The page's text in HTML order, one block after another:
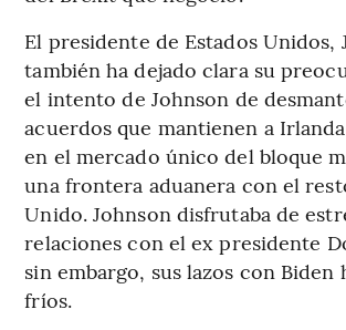
El presidente de Estados Unidos,
también ha dejado clara su
el intento de Johnson de
acuerdos que mantienen a
en el mercado único del bloque
una frontera aduanera con el
Unido. Johnson disfrutaba de
relaciones con el ex presidente
sin embargo, sus lazos con Biden
fríos.